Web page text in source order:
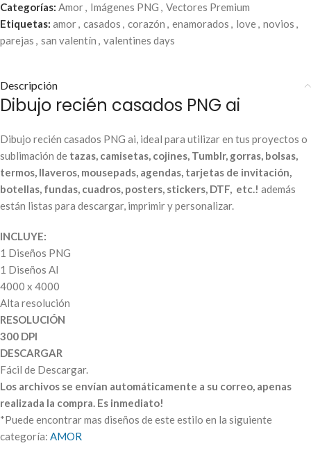
Categorías: Amor, Imágenes PNG , Vectores Premium
Etiquetas: amor, casados , corazón , enamorados , love, novios ,
parejas , san valentín , valentines days
Descripción
Dibujo recién casados PNG ai
Dibujo recién casados PNG ai, ideal para utilizar en tus proyectos o
sublimación de tazas, camisetas, cojines, Tumblr, gorras, bolsas,
termos, llaveros, mousepads, agendas, tarjetas de invitación,
botellas, fundas, cuadros, posters, stickers, DTF, etc.! además
están listas para descargar, imprimir y personalizar.
INCLUYE:
1 Diseños PNG
1 Diseños AI
4000 x 4000
Alta resolución
RESOLUCIÓN
300 DPI
DESCARGAR
Fácil de Descargar.
Los archivos se envían automáticamente a su correo, apenas
realizada la compra. Es inmediato!
*Puede encontrar mas diseños de este estilo en la siguiente
categoría: AMOR